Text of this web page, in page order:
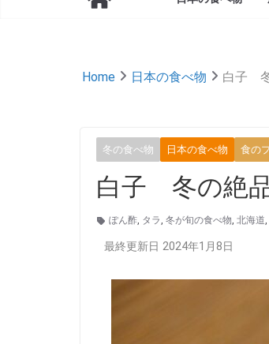
Home 日本の食べ物 白子
冬の食べ物 日本の食べ物 食の
白子 冬の絶
ぽん酢, タラ, 冬が旬の食べ物, 北海道,
最終更新日 2024年1月8日